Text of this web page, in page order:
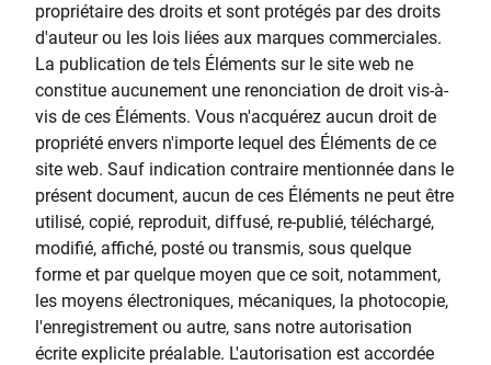
propriétaire des droits et sont protégés par des droits
d'auteur ou les lois liées aux marques commerciales.
La publication de tels Éléments sur le site web ne
constitue aucunement une renonciation de droit vis-à-
vis de ces Éléments. Vous n'acquérez aucun droit de
propriété envers n'importe lequel des Éléments de ce
site web. Sauf indication contraire mentionnée dans le
présent document, aucun de ces Éléments ne peut être
utilisé, copié, reproduit, diffusé, re-publié, téléchargé,
modifié, affiché, posté ou transmis, sous quelque
forme et par quelque moyen que ce soit, notamment,
les moyens électroniques, mécaniques, la photocopie,
l'enregistrement ou autre, sans notre autorisation
écrite explicite préalable. L'autorisation est accordée